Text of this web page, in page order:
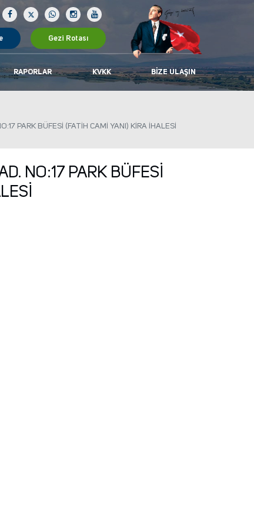
Gezi Rotası
RAPORLAR KVKK BIZE ULAŞIN
PARK BÜFESİ (FATİH CAMİ YANI) KİRA İHALESİ
NO:17 PARK BÜFESİ